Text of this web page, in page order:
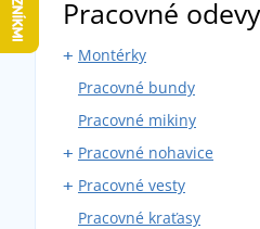
Pracovné odevy
Montérky
Montérky s trakmi
Montérky do pása
Blúzy
Montérkové komplety
Pracovné kombinézy
Pracovné bundy
Pracovné mikiny
Pracovné nohavice
Nohavice do pása
Nohavice s trakmi
Pracovné vesty
S vreckami
Pracovné kraťasy